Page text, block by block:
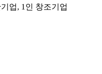
업, 1인 창조기업